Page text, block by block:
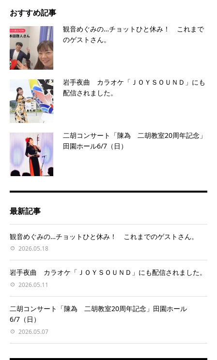
おすすめ記事
観音めぐみの…チョットひと休み！ これまで
のゲストさん。
岩手夜曲 カラオケ「ＪＯＹＳＯＵＮＤ」にも
配信されました。
二胡コンサート「陳為 二胡教室20周年記念」
田園ホール6/7（日）
最新記事
観音めぐみの…チョットひと休み！ これまでのゲストさん。
2026.05.18
岩手夜曲 カラオケ「ＪＯＹＳＯＵＮＤ」にも配信されました。
2026.05.11
二胡コンサート「陳為 二胡教室20周年記念」田園ホール
6/7（日）
2026.05.07